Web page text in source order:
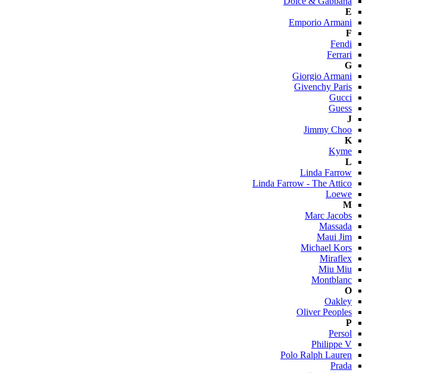
E
Emporio Armani
F
Fendi
Ferrari
G
Giorgio Armani
Givenchy Paris
Gucci
Guess
J
Jimmy Choo
K
Kyme
L
Linda Farrow
Linda Farrow - The Attico
Loewe
M
Marc Jacobs
Massada
Maui Jim
Michael Kors
Miraflex
Miu Miu
Montblanc
O
Oakley
Oliver Peoples
P
Persol
Philippe V
Polo Ralph Lauren
Prada